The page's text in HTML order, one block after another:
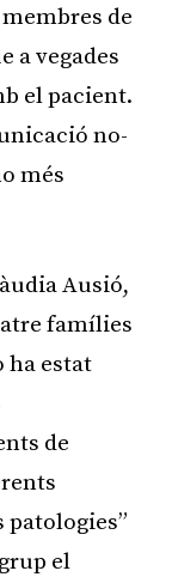
de
a vegades
el pacient.
no-
més
Ausió,
famílies
ha estat
de
el